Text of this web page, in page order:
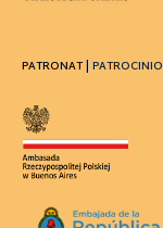
PATRONAT | PATROCINIO